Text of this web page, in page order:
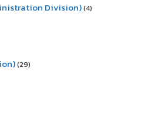
Division)(4)
(29)